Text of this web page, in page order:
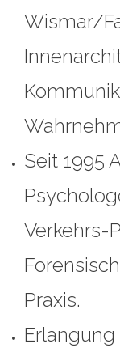
Wismar/
Seit 1995
Verkehrs-
Praxis.
Erlangung